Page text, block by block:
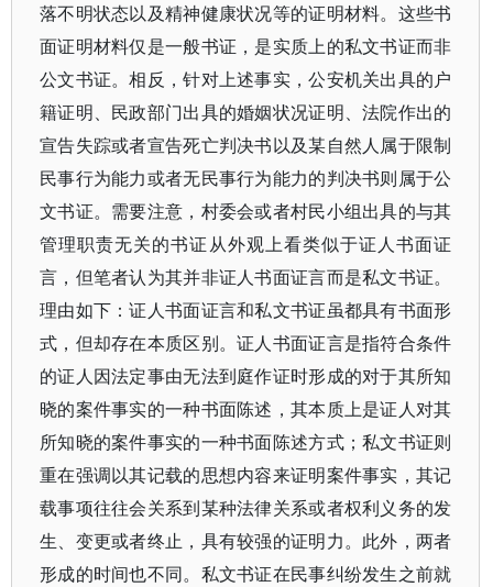
落不明状态以及精神健康状况等的证明材料。这些书
面证明材料仅是一般书证，是实质上的私文书证而非
公文书证。相反，针对上述事实，公安机关出具的户
籍证明、民政部门出具的婚姻状况证明、法院作出的
宣告失踪或者宣告死亡判决书以及某自然人属于限制
民事行为能力或者无民事行为能力的判决书则属于公
文书证。需要注意，村委会或者村民小组出具的与其
管理职责无关的书证从外观上看类似于证人书面证
言，但笔者认为其并非证人书面证言而是私文书证。
理由如下：证人书面证言和私文书证虽都具有书面形
式，但却存在本质区别。证人书面证言是指符合条件
的证人因法定事由无法到庭作证时形成的对于其所知
晓的案件事实的一种书面陈述，其本质上是证人对其
所知晓的案件事实的一种书面陈述方式；私文书证则
重在强调以其记载的思想内容来证明案件事实，其记
载事项往往会关系到某种法律关系或者权利义务的发
生、变更或者终止，具有较强的证明力。此外，两者
形成的时间也不同。私文书证在民事纠纷发生之前就